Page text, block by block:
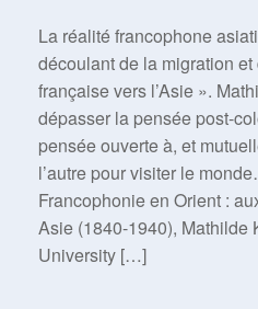
La réalité francophone
découlant de la migration
française vers l’Asie ».
dépasser la pensée post-
pensée ouverte à, et
l’autre pour visiter le
Francophonie en Orient :
Asie (1840-1940), Mathilde
University […]